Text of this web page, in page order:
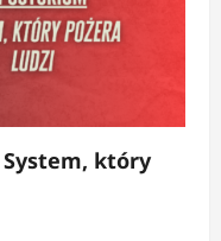
System, który